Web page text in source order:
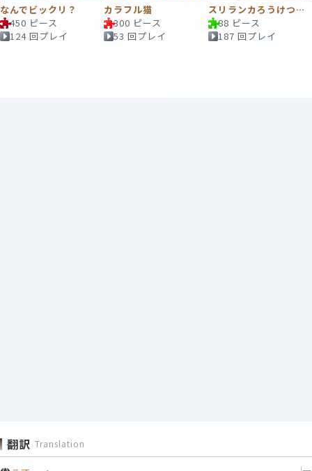
なんでビックリ？
450 ピース
124 回プレイ
カラフル猫
300 ピース
53 回プレイ
スリランカろうけつ染め
88 ピース
187 回プレイ
翻訳 Translation